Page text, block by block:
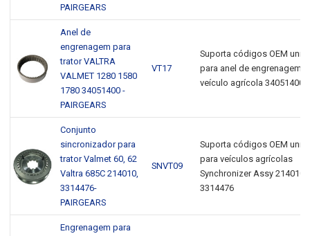
PAIRGEARS
Anel de
engrenagem para
trator VALTRA
VALMET 1280 1580
1780 34051400 -
PAIRGEARS
VT17
Suporta códigos OEM
para anel de engrenagem
veículo agrícola 34051400
Conjunto
sincronizador para
trator Valmet 60, 62
Valtra 685C 214010,
3314476-
PAIRGEARS
SNVT09
Suporta códigos OEM
para veículos agrícolas
Synchronizer Assy 214010,
3314476
Engrenagem para